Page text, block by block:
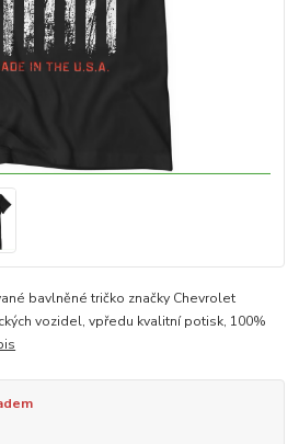
bavlněné tričko značky Chevrolet
vozidel, vpředu kvalitní potisk, 100%